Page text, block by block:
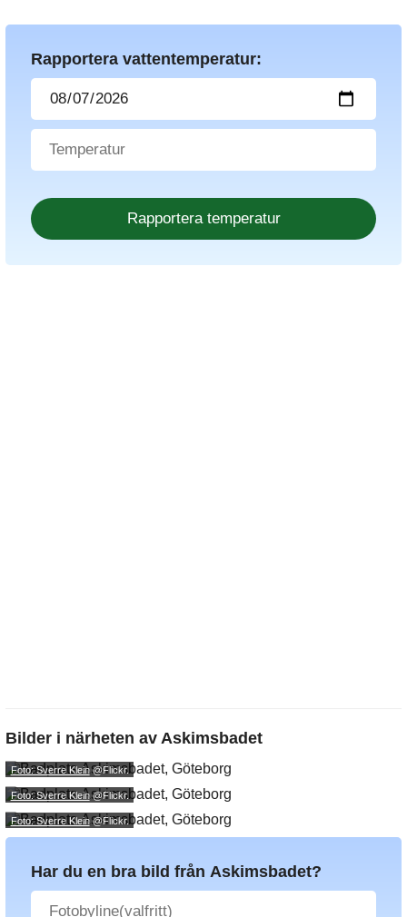
Rapportera vattentemperatur:
Bilder i närheten av Askimsbadet
Foto: Sverre Klein@Flickr.
Foto: Sverre Klein@Flickr.
Foto: Sverre Klein@Flickr.
Har du en bra bild från Askimsbadet?